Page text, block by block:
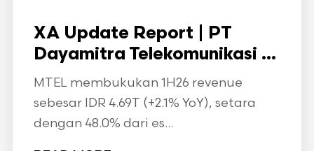
XA Update Report | PT
Dayamitra Telekomunikasi ...
MTEL membukukan 1H26 revenue
sebesar IDR 4.69T (+2.1% YoY), setara
dengan 48.0% dari es...